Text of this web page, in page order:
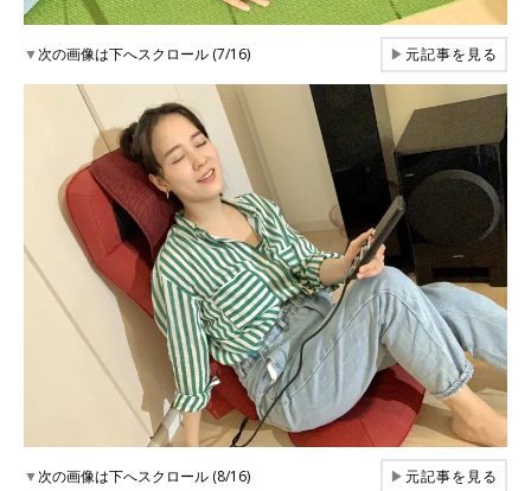
▼次の画像は下へスクロール (7/16) ▶元記事を見る
▼次の画像は下へスクロール (8/16) ▶元記事を見る